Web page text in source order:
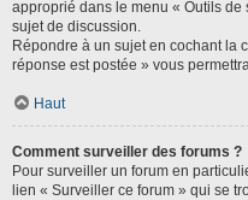
approprié dans le menu « Outils
sujet de discussion.
Répondre à un sujet en cochant la
réponse est postée » vous
Haut
Comment surveiller des forums ?
Pour surveiller un forum en
lien « Surveiller ce forum » qui se